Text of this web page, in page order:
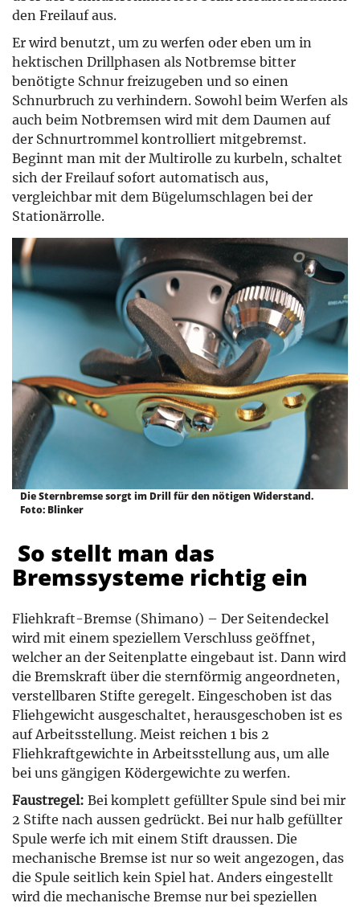
den Freilauf aus.
Er wird benutzt, um zu werfen oder eben um in
hektischen Drillphasen als Notbremse bitter
benötigte Schnur freizugeben und so einen
Schnurbruch zu verhindern. Sowohl beim Werfen als
auch beim Notbremsen wird mit dem Daumen auf
der Schnurtrommel kontrolliert mitgebremst.
Beginnt man mit der Multirolle zu kurbeln, schaltet
sich der Freilauf sofort automatisch aus,
vergleichbar mit dem Bügelumschlagen bei der
Stationärrolle.
Die Sternbremse sorgt im Drill für den nötigen Widerstand.
Foto: Blinker
So stellt man das
Bremssysteme richtig ein
Fliehkraft-Bremse (Shimano) – Der Seitendeckel
wird mit einem speziellem Verschluss geöffnet,
welcher an der Seitenplatte eingebaut ist. Dann wird
die Bremskraft über die sternförmig angeordneten,
verstellbaren Stifte geregelt. Eingeschoben ist das
Fliehgewicht ausgeschaltet, herausgeschoben ist es
auf Arbeitsstellung. Meist reichen 1 bis 2
Fliehkraftgewichte in Arbeitsstellung aus, um alle
bei uns gängigen Ködergewichte zu werfen.
Faustregel: Bei komplett gefüllter Spule sind bei mir
2 Stifte nach aussen gedrückt. Bei nur halb gefüllter
Spule werfe ich mit einem Stift draussen. Die
mechanische Bremse ist nur so weit angezogen, das
die Spule seitlich kein Spiel hat. Anders eingestellt
wird die mechanische Bremse nur bei speziellen